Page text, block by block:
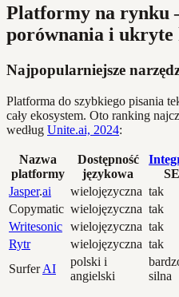
Platformy na rynku
porównania i ukryte
Najpopularniejsze
Platforma do szybkiego pisania
cały ekosystem. Oto ranking
według Unite.ai, 2024:
Nazwa
platformy
Dostępność
językowa
Jasper.ai wielojęzyczna tak
Copymatic wielojęzyczna tak
Writesonic wielojęzyczna tak
Rytr
wielojęzyczna tak
SurferAI
polski i
angielski
silna